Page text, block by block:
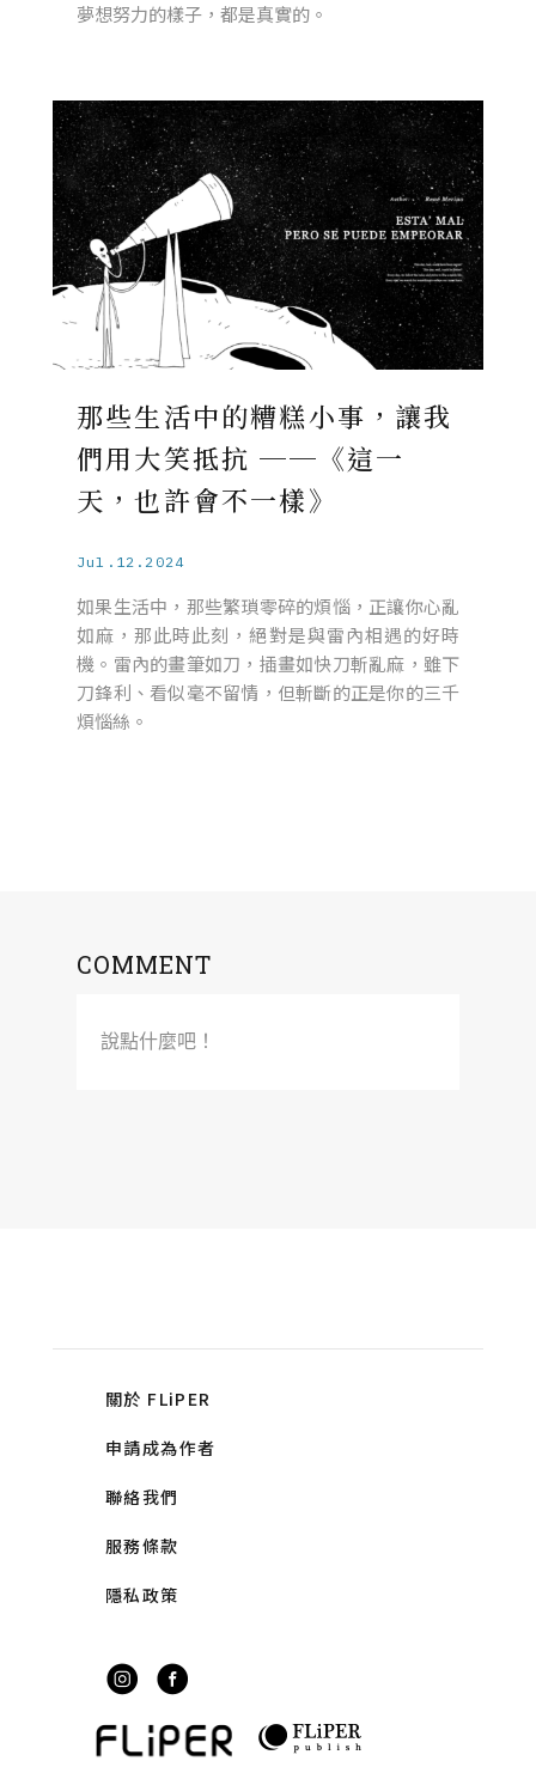
夢想努力的樣子，都是真實的。
那些生活中的糟糕小事，讓我
們用大笑抵抗 ──《這一
天，也許會不一樣》
Jul.12.2024
如果生活中，那些繁瑣零碎的煩惱，正讓你心亂
如麻，那此時此刻，絕對是與雷內相遇的好時
機。雷內的畫筆如刀，插畫如快刀斬亂麻，雖下
刀鋒利、看似毫不留情，但斬斷的正是你的三千
煩惱絲。
COMMENT
說點什麼吧！
關於 FLiPER
申請成為作者
聯絡我們
服務條款
隱私政策